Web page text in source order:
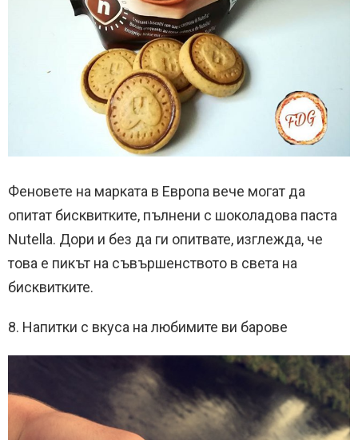
Феновете на марката в Европа вече могат да
опитат бисквитките, пълнени с шоколадова паста
Nutella. Дори и без да ги опитвате, изглежда, че
това е пикът на съвършенството в света на
бисквитките.
8. Напитки с вкуса на любимите ви барове